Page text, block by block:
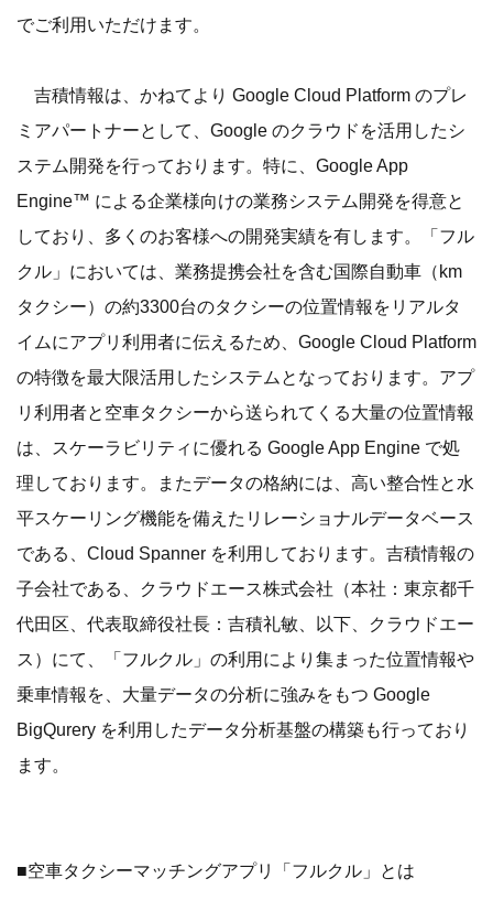
でご利用いただけます。
吉積情報は、かねてより Google Cloud Platform のプレ
ミアパートナーとして、Google のクラウドを活用したシ
ステム開発を行っております。特に、Google App
Engine™️ による企業様向けの業務システム開発を得意と
しており、多くのお客様への開発実績を有します。「フル
クル」においては、業務提携会社を含む国際自動車（km
タクシー）の約3300台のタクシーの位置情報をリアルタ
イムにアプリ利用者に伝えるため、Google Cloud Platform
の特徴を最大限活用したシステムとなっております。アプ
リ利用者と空車タクシーから送られてくる大量の位置情報
は、スケーラビリティに優れる Google App Engine で処
理しております。またデータの格納には、高い整合性と水
平スケーリング機能を備えたリレーショナルデータベース
である、Cloud Spanner を利用しております。吉積情報の
子会社である、クラウドエース株式会社（本社：東京都千
代田区、代表取締役社長：吉積礼敏、以下、クラウドエー
ス）にて、「フルクル」の利用により集まった位置情報や
乗車情報を、大量データの分析に強みをもつ Google
BigQurery を利用したデータ分析基盤の構築も行っており
ます。
■空車タクシーマッチングアプリ「フルクル」とは